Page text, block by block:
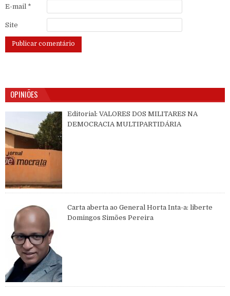
E-mail *
Site
OPINIÕES
Editorial: VALORES DOS MILITARES NA
DEMOCRACIA MULTIPARTIDÁRIA
Carta aberta ao General Horta Inta-a: liberte
Domingos Simões Pereira